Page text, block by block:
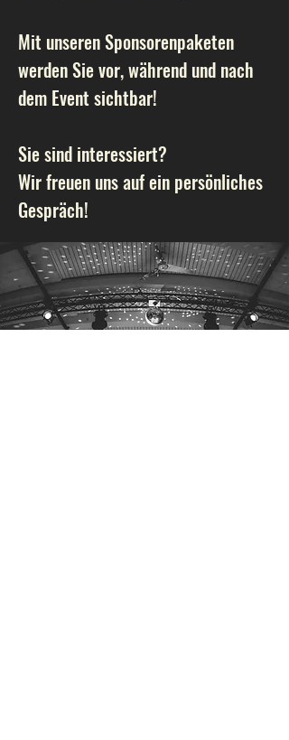
Mit unseren Sponsorenpaketen
werden Sie vor, während und nach
dem Event sichtbar!
Sie sind interessiert?
Wir freuen uns auf ein persönliches
Gespräch!